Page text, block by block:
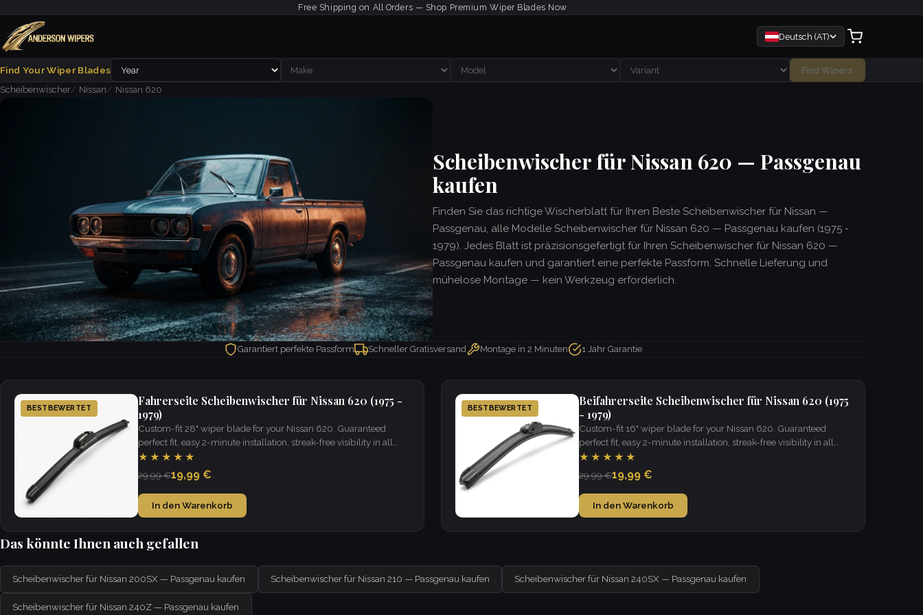
Free Shipping on All Orders — Shop Premium Wiper Blades Now
Deutsch (AT)
Find Your Wiper Blades
Find Wipers
Scheibenwischer
Nissan Nissan 620
Scheibenwischer für Nissan 620 — Passgenau
kaufen
Finden Sie das richtige Wischerblatt für Ihren Beste Scheibenwischer für Nissan —
Passgenau, alle Modelle Scheibenwischer für Nissan 620 — Passgenau kaufen (1975 -
1979). Jedes Blatt ist präzisionsgefertigt für Ihren Scheibenwischer für Nissan 620 —
Passgenau kaufen und garantiert eine perfekte Passform. Schnelle Lieferung und
mühelose Montage — kein Werkzeug erforderlich.
Garantiert perfekte Passform Schneller Gratisversand Montage in 2 Minuten 1 Jahr Garantie
BESTBEWERTET
Fahrerseite Scheibenwischer für Nissan 620 (1975 -
1979)
Custom-fit 28" wiper blade for your Nissan 620. Guaranteed
perfect fit, easy 2-minute installation, streak-free visibility in all
weather.
★★★★★
29,99 €19,99 €
In den Warenkorb
BESTBEWERTET
Beifahrerseite Scheibenwischer für Nissan 620 (1975
- 1979)
Custom-fit 16" wiper blade for your Nissan 620. Guaranteed
perfect fit, easy 2-minute installation, streak-free visibility in all
weather.
★★★★★
29,99 €19,99 €
In den Warenkorb
Das könnte Ihnen auch gefallen
Scheibenwischer für Nissan 200SX — Passgenau kaufen Scheibenwischer für Nissan 210 — Passgenau kaufen Scheibenwischer für Nissan 240SX — Passgenau kaufen
Scheibenwischer für Nissan 240Z — Passgenau kaufen